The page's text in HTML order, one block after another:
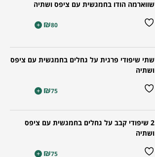
שווארמה הודו בחמגשית עם ציפס ושתיה
₪80
+
שתי שיפודי פרגית על גחלים בחמגשית עם ציפס
ושתיה
₪75
+
2 שיפודי קבב על גחלים בחמגשית עם ציפס
ושתיה
₪75
+